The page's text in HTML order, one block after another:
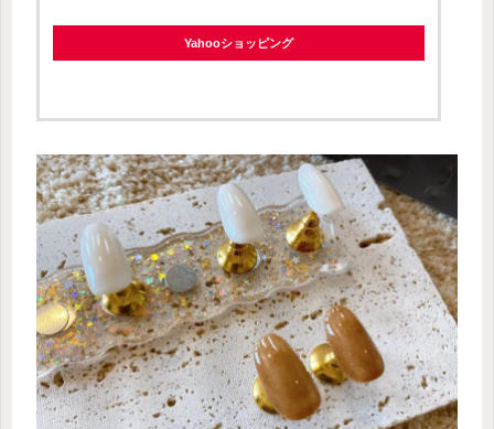
Yahooショッピング